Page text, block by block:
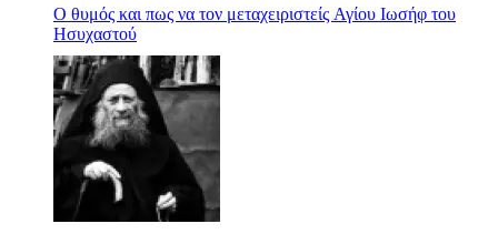
Ο θυμός και πως να τον μεταχειριστείς Αγίου Ιωσήφ του
Ησυχαστού